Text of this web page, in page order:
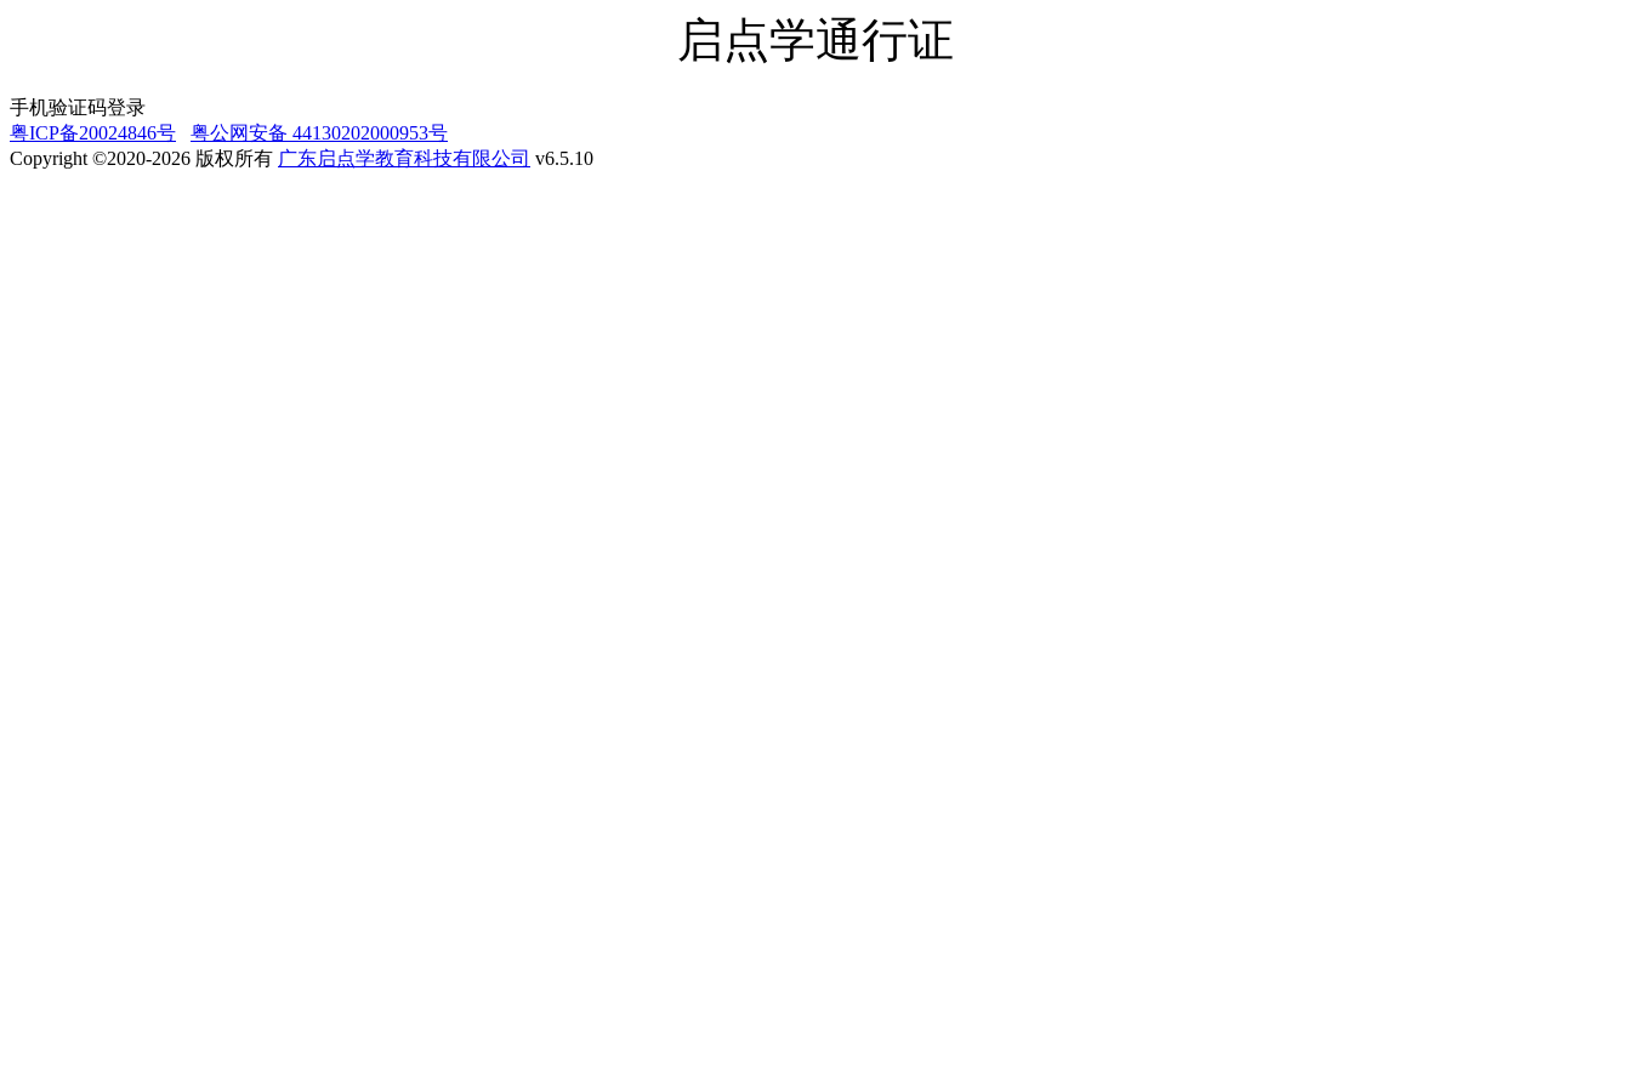
启点学通行证
手机验证码登录
粤ICP备20024846号
粤公网安备 44130202000953号
Copyright ©2020-2026 版权所有 广东启点学教育科技有限公司 v6.5.10